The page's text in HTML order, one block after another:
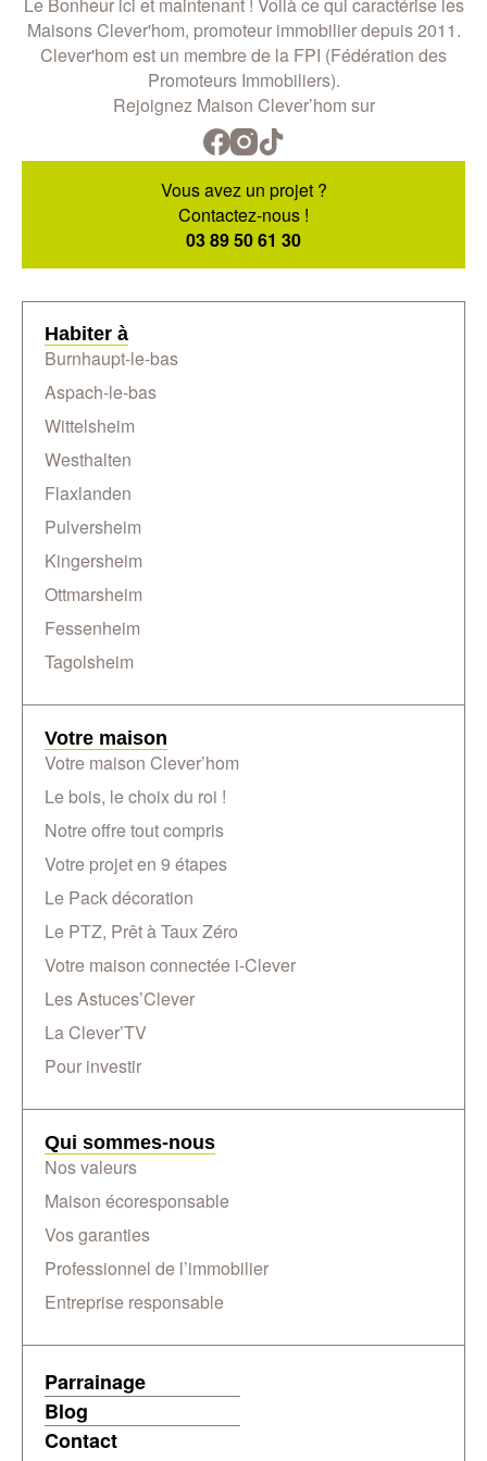
Maisons Clever'hom, promoteur immobilier depuis 2011.
Clever'hom est un membre de la FPI (Fédération des
Promoteurs Immobiliers).
Rejoignez Maison Clever’hom sur
Vous avez un projet ?
Contactez-nous !
03 89 50 61 30
Habiter à
Burnhaupt-le-bas
Aspach-le-bas
Wittelsheim
Westhalten
Flaxlanden
Pulversheim
Kingersheim
Ottmarsheim
Fessenheim
Tagolsheim
Votre maison
Votre maison Clever’hom
Le bois, le choix du roi !
Notre offre tout compris
Votre projet en 9 étapes
Le Pack décoration
Le PTZ, Prêt à Taux Zéro
Votre maison connectée i-Clever
Les Astuces’Clever
La Clever’TV
Pour investir
Qui sommes-nous
Nos valeurs
Maison écoresponsable
Vos garanties
Professionnel de l’immobilier
Entreprise responsable
Parrainage
Blog
Contact